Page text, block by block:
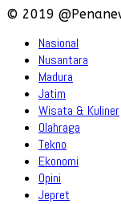
© 2019
Nasional
Nusantara
Madura
Jatim
Wisata & Kuliner
Olahraga
Tekno
Ekonomi
Opini
Jepret